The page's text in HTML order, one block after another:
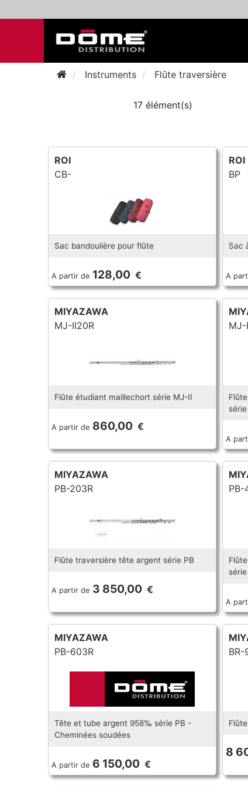
Instruments Flûte traversière
17 élément(s)
ROI
CB-
Sac bandoulière pour flûte
A partir de 128,00 €
ROI
BP
Sac
A
MIYAZAWA
MJ-II20R
Flûte étudiant maillechort série MJ-II
A partir de 860,00 €
MJ-
A
MIYAZAWA
PB-203R
Flûte traversière tête argent série PB
A partir de 3 850,00 €
PB-
série
A
MIYAZAWA
PB-603R
Tête et tube argent 958‰ série PB -
Cheminées soudées
A partir de 6 150,00 €
BR-
8